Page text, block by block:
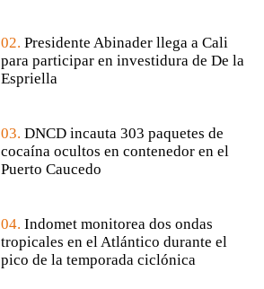
02. Presidente Abinader llega a Cali
para participar en investidura de De la
Espriella
03. DNCD incauta 303 paquetes de
cocaína ocultos en contenedor en el
Puerto Caucedo
04. Indomet monitorea dos ondas
tropicales en el Atlántico durante el
pico de la temporada ciclónica